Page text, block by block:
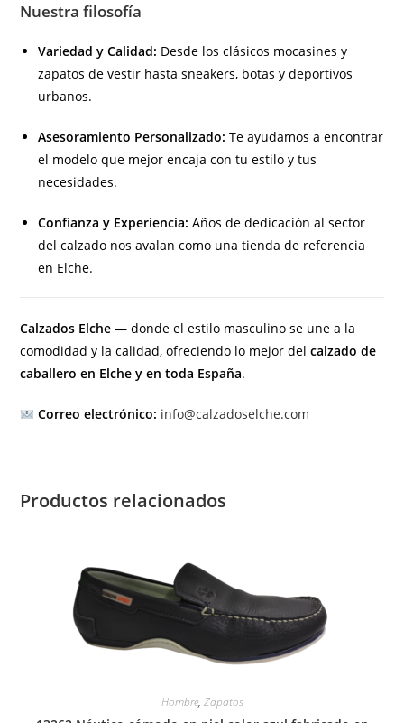
Nuestra filosofía
Variedad y Calidad: Desde los clásicos mocasines y
zapatos de vestir hasta sneakers, botas y deportivos
urbanos.
Asesoramiento Personalizado: Te ayudamos a encontrar
el modelo que mejor encaja con tu estilo y tus
necesidades.
Confianza y Experiencia: Años de dedicación al sector
del calzado nos avalan como una tienda de referencia
en Elche.
Calzados Elche — donde el estilo masculino se une a la
comodidad y la calidad, ofreciendo lo mejor delcalzado de
caballero en Elche y en toda España.
Correo electrónico: info@calzadoselche.com
Productos relacionados
Hombre, Zapatos